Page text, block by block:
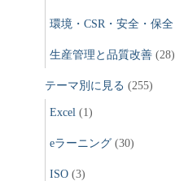
環境・CSR・安全・保全
生産管理と品質改善 (28)
テーマ別に見る (255)
Excel (1)
eラーニング (30)
ISO (3)